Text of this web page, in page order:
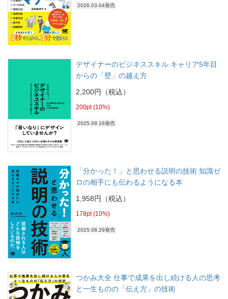
2026.03.04発売
デザイナーのビジネススキル キャリア5年目
からの「壁」の越え方
2,200円（税込）
200pt (10%)
2025.09.16発売
「分かった！」と思わせる説明の技術 知識ゼ
ロの相手にも伝わるようになる本
1,958円（税込）
178pt (10%)
2025.08.29発売
つかみ大全 仕事で成果を出し続ける人の思考
と一生ものの「伝え方」の技術